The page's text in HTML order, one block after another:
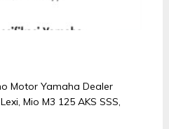
Motor Yamaha Dealer
Mio M3 125 AKS SSS,